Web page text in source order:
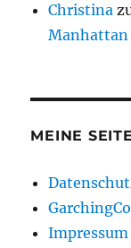
Christina
Manhattan
MEINE
Impressum